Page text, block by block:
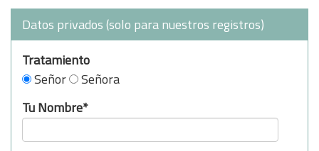
Datos privados (solo para nuestros registros)
Tratamiento
Señor
Señora
Tu Nombre*